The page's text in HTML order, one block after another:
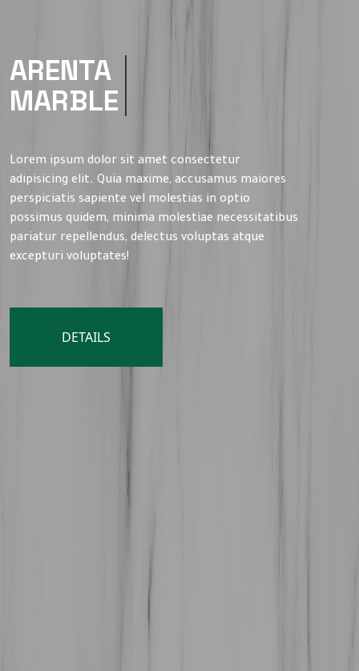
ARENTA
MARBLE
Lorem ipsum dolor sit amet consectetur
adipisicing elit. Quia maxime, accusamus maiores
perspiciatis sapiente vel molestias in optio
possimus quidem, minima molestiae necessitatibus
pariatur repellendus, delectus voluptas atque
excepturi voluptates!
DETAILS